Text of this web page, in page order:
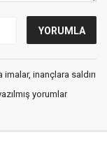
inançlara saldırı
yorumlar